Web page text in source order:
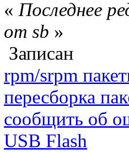
« Последнее
от sb »
Записан
rpm/srpm
пересборка
сообщить об
USB Flash